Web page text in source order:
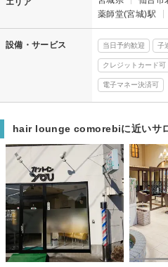
薬師堂(宮城)駅
設備・サービス 当日予約歓迎 子
クレジットカード可
電子マネー決済可
hair lounge comorebiに近いサ